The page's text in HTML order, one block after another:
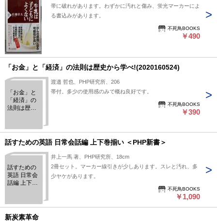
帯に破れがあります。わずかに汚れと傷み、蛍光マーカーによ
る書込みがあります。
不死鳥BOOKS
￥490
「お金」と「経済」の法則は歴史から学べ!(2020160524)
「お金」と
「経済」の
法則は歴史
(2020160524)
渡邉 哲也、PHP研究所、206
帯付。多少の使用感のみで概ね良好です。
不死鳥BOOKS
￥390
話すための英語 日常会話編 上下巻揃い ＜PHP新書＞
話すための
英語 日常会
話編 上下巻
井上一馬 著、PHP研究所、18cm
2冊セット。マーカー線引きが少しあります。スレと汚れ、多
少ヤケがあります。
不死鳥BOOKS
￥1,090
新炭素革命